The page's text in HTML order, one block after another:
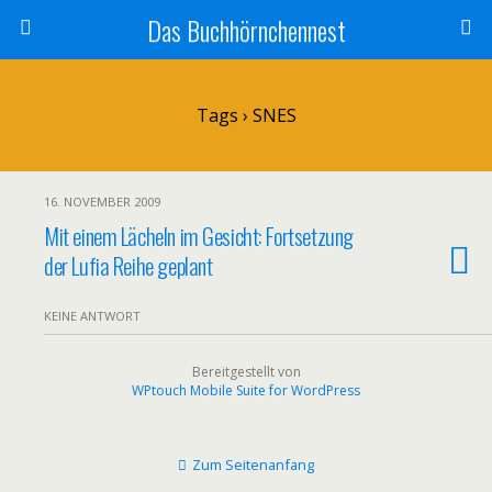
Das Buchhörnchennest
Tags › SNES
16. NOVEMBER 2009
Mit einem Lächeln im Gesicht: Fortsetzung
der Lufia Reihe geplant
KEINE ANTWORT
Bereitgestellt von
WPtouch Mobile Suite for WordPress
Zum Seitenanfang